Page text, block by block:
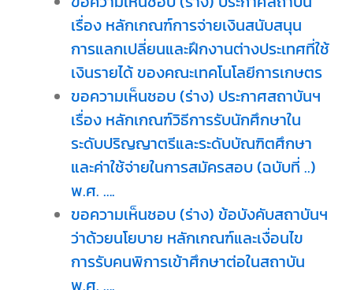
เรื่อง หลักเกณฑ์การจ่ายเงินสนับสนุน
การแลกเปลี่ยนและฝึกงานต่างประเทศที่ใช้
เงินรายได้ ของคณะเทคโนโลยีการเกษตร
ขอความเห็นชอบ (ร่าง) ประกาศสถาบันฯ
เรื่อง หลักเกณฑ์วิธีการรับนักศึกษาใน
ระดับปริญญาตรีและระดับบัณฑิตศึกษา
และค่าใช้จ่ายในการสมัครสอบ (ฉบับที่ ..)
พ.ศ. ….
ขอความเห็นชอบ (ร่าง) ข้อบังคับสถาบันฯ
ว่าด้วยนโยบาย หลักเกณฑ์และเงื่อนไข
การรับคนพิการเข้าศึกษาต่อในสถาบัน
พ.ศ. ….